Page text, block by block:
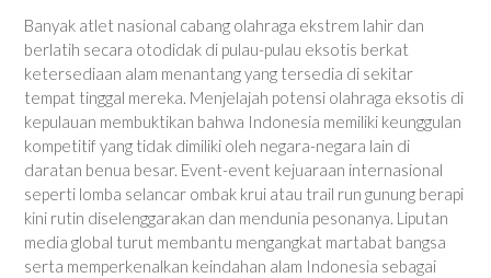
Banyak atlet nasional cabang olahraga ekstrem lahir dan
berlatih secara otodidak di pulau-pulau eksotis berkat
ketersediaan alam menantang yang tersedia di sekitar
tempat tinggal mereka. Menjelajah potensi olahraga eksotis di
kepulauan membuktikan bahwa Indonesia memiliki keunggulan
kompetitif yang tidak dimiliki oleh negara-negara lain di
daratan benua besar. Event-event kejuaraan internasional
seperti lomba selancar ombak krui atau trail run gunung berapi
kini rutin diselenggarakan dan mendunia pesonanya. Liputan
media global turut membantu mengangkat martabat bangsa
serta memperkenalkan keindahan alam Indonesia sebagai